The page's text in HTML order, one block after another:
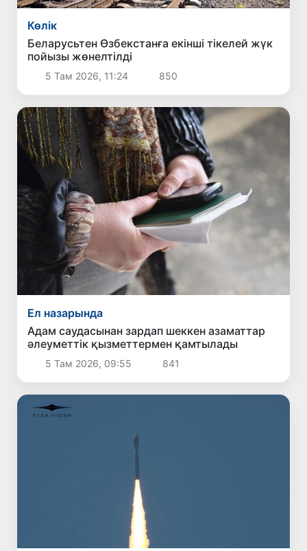
Көлік
Беларусьтен Өзбекстанға екінші тікелей жүк
пойызы жөнелтілді
5 Там 2026, 11:24 850
Ел назарында
Адам саудасынан зардап шеккен азаматтар
әлеуметтік қызметтермен қамтылады
5 Там 2026, 09:55 841